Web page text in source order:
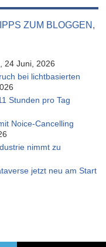
ZUM BLOGGEN,
24 Juni, 2026
bei lichtbasierten
Stunden pro Tag
Noice-Cancelling
nimmt zu
jetzt neu am Start